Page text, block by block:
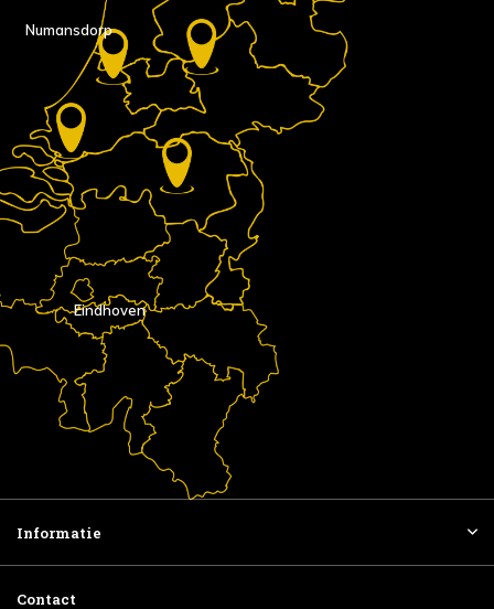
Eindhoven
Numansdorp
Informatie
Contact